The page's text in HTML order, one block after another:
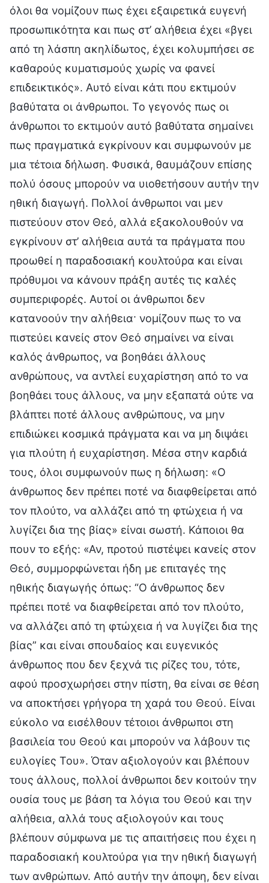
όλοι θα νομίζουν πως έχει εξαιρετικά ευγενή
προσωπικότητα και πως στ’ αλήθεια έχει «βγει
από τη λάσπη ακηλίδωτος, έχει κολυμπήσει σε
καθαρούς κυματισμούς χωρίς να φανεί
επιδεικτικός». Αυτό είναι κάτι που εκτιμούν
βαθύτατα οι άνθρωποι. Το γεγονός πως οι
άνθρωποι το εκτιμούν αυτό βαθύτατα σημαίνει
πως πραγματικά εγκρίνουν και συμφωνούν με
μια τέτοια δήλωση. Φυσικά, θαυμάζουν επίσης
πολύ όσους μπορούν να υιοθετήσουν αυτήν την
ηθική διαγωγή. Πολλοί άνθρωποι ναι μεν
πιστεύουν στον Θεό, αλλά εξακολουθούν να
εγκρίνουν στ’ αλήθεια αυτά τα πράγματα που
προωθεί η παραδοσιακή κουλτούρα και είναι
πρόθυμοι να κάνουν πράξη αυτές τις καλές
συμπεριφορές. Αυτοί οι άνθρωποι δεν
κατανοούν την αλήθεια· νομίζουν πως το να
πιστεύει κανείς στον Θεό σημαίνει να είναι
καλός άνθρωπος, να βοηθάει άλλους
ανθρώπους, να αντλεί ευχαρίστηση από το να
βοηθάει τους άλλους, να μην εξαπατά ούτε να
βλάπτει ποτέ άλλους ανθρώπους, να μην
επιδιώκει κοσμικά πράγματα και να μη διψάει
για πλούτη ή ευχαρίστηση. Μέσα στην καρδιά
τους, όλοι συμφωνούν πως η δήλωση: «Ο
άνθρωπος δεν πρέπει ποτέ να διαφθείρεται από
τον πλούτο, να αλλάζει από τη φτώχεια ή να
λυγίζει δια της βίας» είναι σωστή. Κάποιοι θα
πουν το εξής: «Αν, προτού πιστέψει κανείς στον
Θεό, συμμορφώνεται ήδη με επιταγές της
ηθικής διαγωγής όπως: “Ο άνθρωπος δεν
πρέπει ποτέ να διαφθείρεται από τον πλούτο,
να αλλάζει από τη φτώχεια ή να λυγίζει δια της
βίας” και είναι σπουδαίος και ευγενικός
άνθρωπος που δεν ξεχνά τις ρίζες του, τότε,
αφού προσχωρήσει στην πίστη, θα είναι σε θέση
να αποκτήσει γρήγορα τη χαρά του Θεού. Είναι
εύκολο να εισέλθουν τέτοιοι άνθρωποι στη
βασιλεία του Θεού και μπορούν να λάβουν τις
ευλογίες Του». Όταν αξιολογούν και βλέπουν
τους άλλους, πολλοί άνθρωποι δεν κοιτούν την
ουσία τους με βάση τα λόγια του Θεού και την
αλήθεια, αλλά τους αξιολογούν και τους
βλέπουν σύμφωνα με τις απαιτήσεις που έχει η
παραδοσιακή κουλτούρα για την ηθική διαγωγή
των ανθρώπων. Από αυτήν την άποψη, δεν είναι